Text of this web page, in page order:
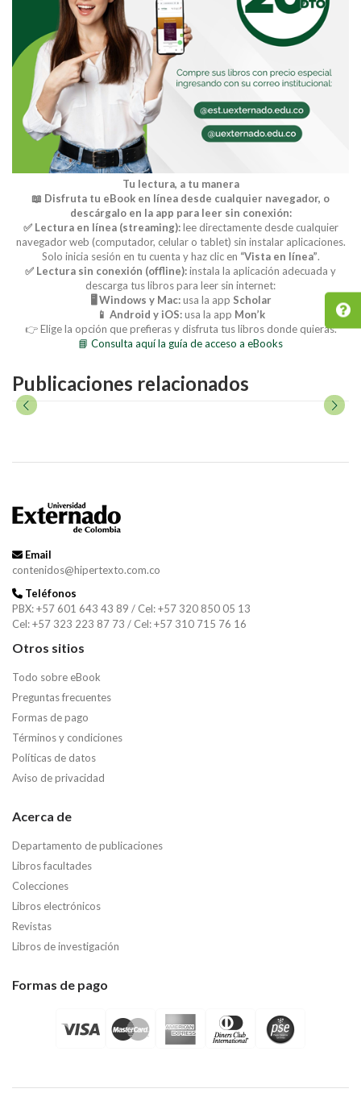
Tu lectura, a tu manera
📖 Disfruta tu eBook en línea desde cualquier navegador, o
descárgalo en la app para leer sin conexión:
✅ Lectura en línea (streaming):lee directamente desde cualquier
navegador web (computador, celular o tablet) sin instalar aplicaciones.
Solo inicia sesión en tu cuenta y haz clic en “Vista en línea”.
✅ Lectura sin conexión (offline):instala la aplicación adecuada y
descarga tus libros para leer sin internet:
🖥️ Windows y Mac:usa la app Scholar
📱 Android y iOS:usa la app Mon’k
👉 Elige la opción que prefieras y disfruta tus libros donde quieras.
📘 Consulta aquí la guía de acceso a eBooks
Publicaciones relacionados
Email
contenidos@hipertexto.com.co
Teléfonos
PBX: +57 601 643 43 89 / Cel: +57 320 850 05 13
Cel: +57 323 223 87 73 / Cel: +57 310 715 76 16
Otros sitios
Todo sobre eBook
Preguntas frecuentes
Formas de pago
Términos y condiciones
Políticas de datos
Aviso de privacidad
Acerca de
Departamento de publicaciones
Libros facultades
Colecciones
Libros electrónicos
Revistas
Libros de investigación
Formas de pago